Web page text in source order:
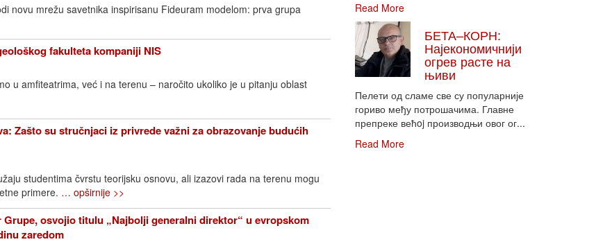
novu mrežu savetnika inspirisanu Fideuram modelom: prva grupa
fakulteta kompaniji NIS
u amfiteatrima, već i na terenu – naročito ukoliko je u pitanju oblast
Zašto su stručnjaci iz privrede važni za obrazovanje budućih
studentima čvrstu teorijsku osnovu, ali izazovi rada na terenu mogu
primere. … opširnije >>
osvojio titulu „Najbolji generalni direktor“ u evropskom
zaredom
Read More
БЕТА–КОРН:
Најекономичнији
огрев расте на
њиви
Пелети од сламе све су популарније
гориво међу потрошачима. Главне
препреке већoj производњи овог ог...
Read More